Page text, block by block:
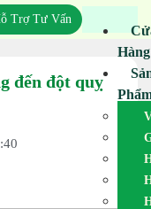
Trợ Tư Vấn
Hàng
đến đột quỵ